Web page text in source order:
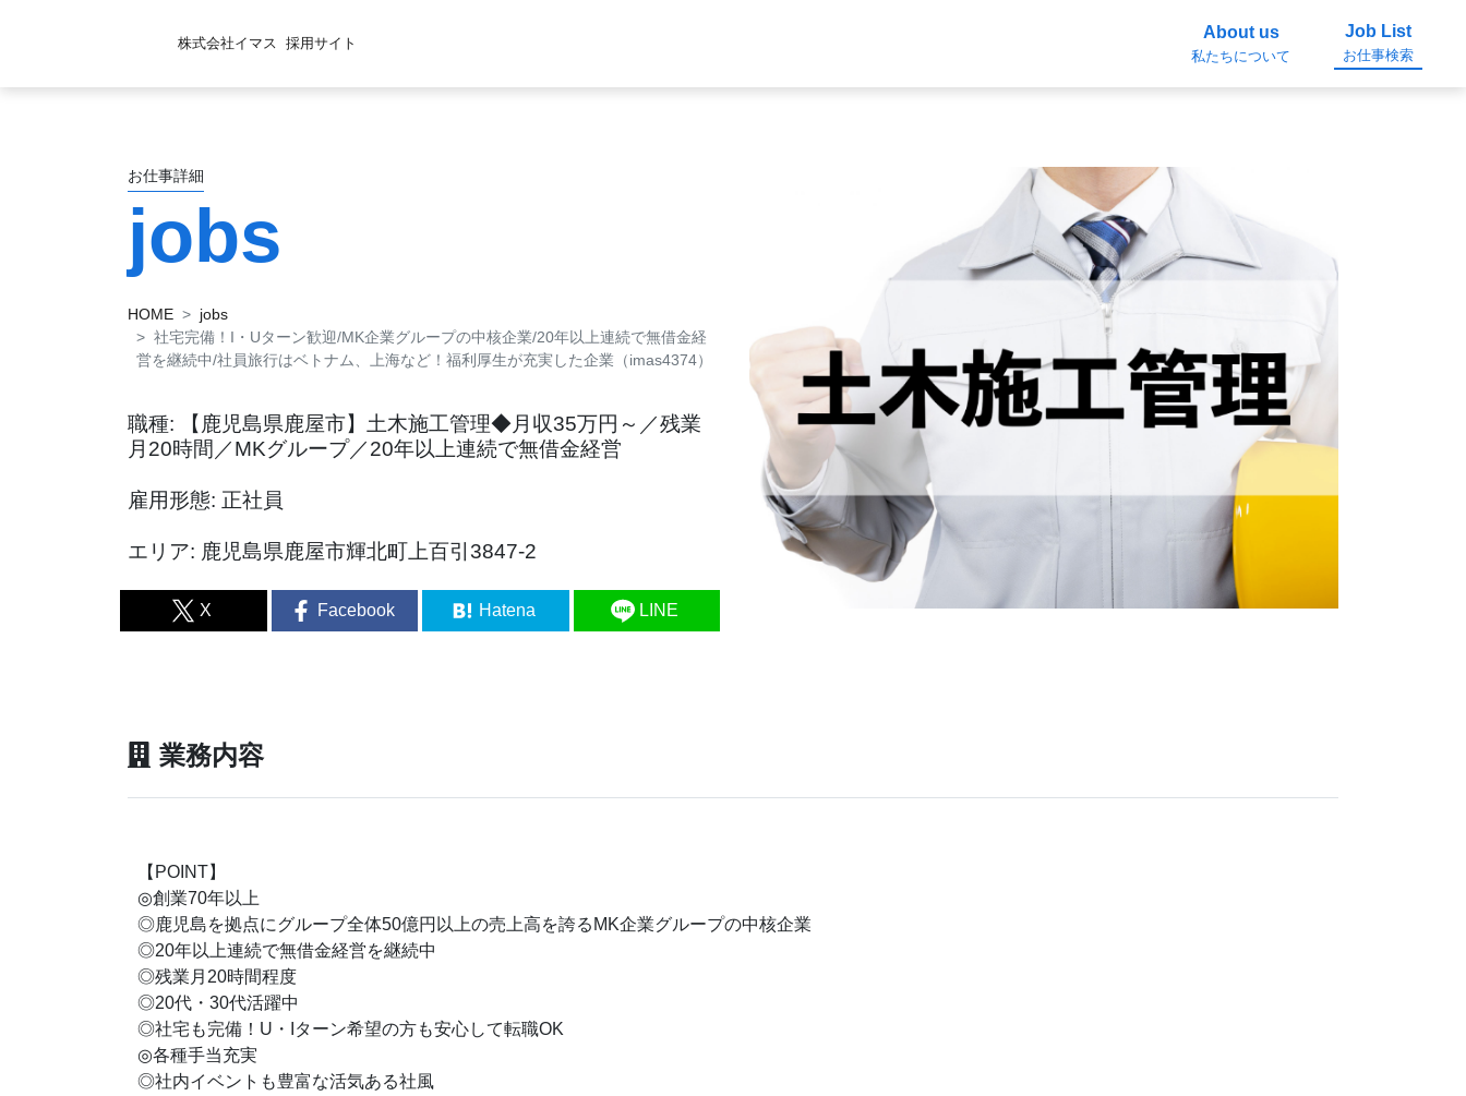
株式会社イマス 採用サイト
About us
私たちについて
Job List
お仕事検索
お仕事詳細
jobs
HOME
jobs
社宅完備！I・Uターン歓迎/MK企業グループの中核企業/20年以上連続で無借金経
営を継続中/社員旅行はベトナム、上海など！福利厚生が充実した企業（imas4374）
職種: 【鹿児島県鹿屋市】土木施工管理◆月収35万円～／残業
月20時間／MKグループ／20年以上連続で無借金経営
雇用形態: 正社員
エリア: 鹿児島県鹿屋市輝北町上百引3847-2
X Facebook Hatena LINE
業務内容
【POINT】
◎創業70年以上
◎鹿児島を拠点にグループ全体50億円以上の売上高を誇るMK企業グループの中核企業
◎20年以上連続で無借金経営を継続中
◎残業月20時間程度
◎20代・30代活躍中
◎社宅も完備！U・Iターン希望の方も安心して転職OK
◎各種手当充実
◎社内イベントも豊富な活気ある社風